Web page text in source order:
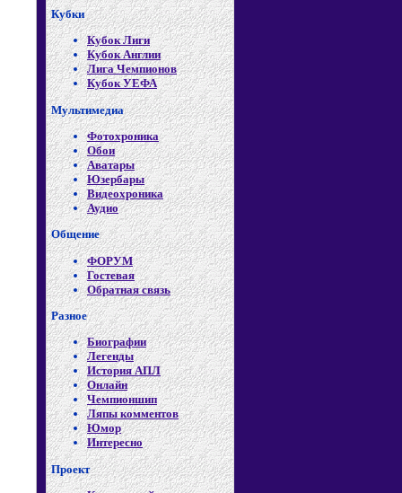
Кубки
Кубок Лиги
Кубок Англии
Лига Чемпионов
Кубок УЕФА
Мультимедиа
Фотохроника
Обои
Аватары
Юзербары
Видеохроника
Аудио
Общение
ФОРУМ
Гостевая
Обратная связь
Разное
Биографии
Легенды
История АПЛ
Онлайн
Чемпионшип
Ляпы комментов
Юмор
Интересно
Проект